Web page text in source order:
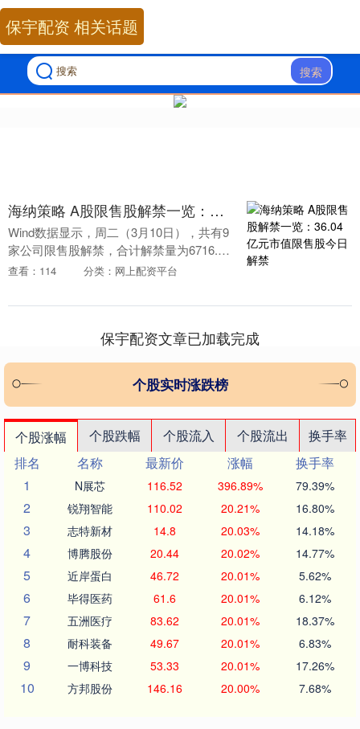
搜索
保宇配资 相关话题
海纳策略 A股限售股解禁一览：36.04亿元市值限售股今日解禁
Wind数据显示，周二（3月10日），共有9
家公司限售股解禁，合计解禁量为6716.94
万股，按最新收盘价计算，合计解禁市值
查看：114 分类：网上配资平台
保宇配资文章已加载完成
个股实时涨跌榜
个股涨幅 个股跌幅 个股流入 个股流出
换手率
排名
名称 最新价 涨幅
换手率
1
N展芯 116.52 396.89% 79.39%
2 锐翔智能 110.02 20.21% 16.80%
3 志特新材 14.8 20.03% 14.18%
4 博腾股份 20.44 20.02% 14.77%
5 近岸蛋白 46.72 20.01% 5.62%
6 毕得医药 61.6 20.01% 6.12%
7 五洲医疗 83.62 20.01% 18.37%
8 耐科装备 49.67 20.01% 6.83%
9 一博科技 53.33 20.01% 17.26%
10 方邦股份 146.16 20.00% 7.68%